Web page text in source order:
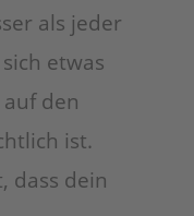
als jeder
etwas
den
ist.
dass dein